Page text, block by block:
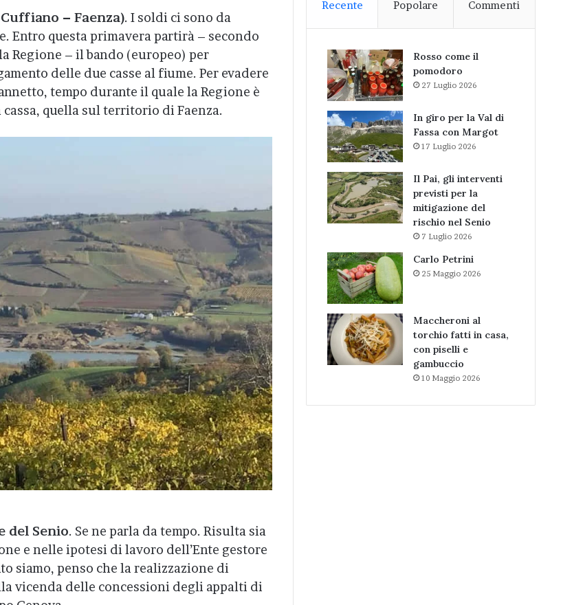
– Faenza). I soldi ci sono da
Entro questa primavera partirà – secondo
Regione – il bando (europeo) per
delle due casse al fiume. Per evadere
tempo durante il quale la Regione è
quella sul territorio di Faenza.
del Senio. Se ne parla da tempo. Risulta sia
e nelle ipotesi di lavoro dell’Ente gestore
siamo, penso che la realizzazione di
vicenda delle concessioni degli appalti di
Recente Popolare Commenti
Rosso come il
pomodoro
27 Luglio 2026
In giro per la Val di
Fassa con Margot
17 Luglio 2026
Il Pai, gli interventi
previsti per la
mitigazione del
rischio nel Senio
7 Luglio 2026
Carlo Petrini
25 Maggio 2026
Maccheroni al
torchio fatti in casa,
con piselli e
gambuccio
10 Maggio 2026